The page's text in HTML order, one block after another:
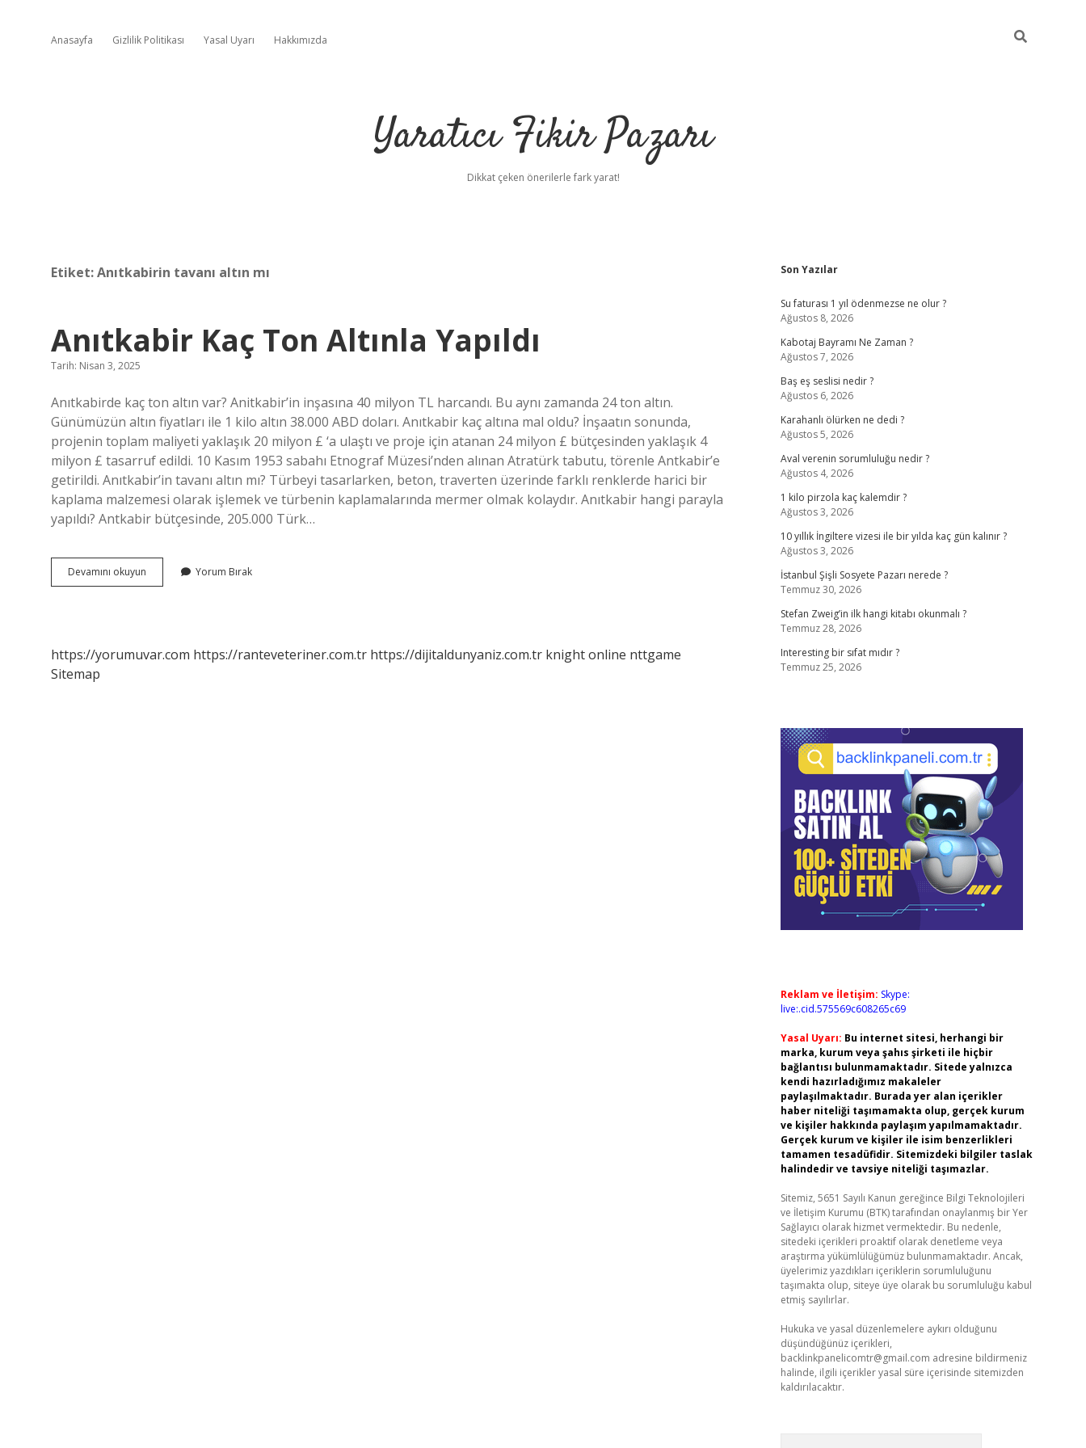
Anasayfa Gizlilik Politikası Yasal Uyarı Hakkımızda
Yaratıcı Fikir Pazarı
Dikkat çeken önerilerle fark yarat!
Etiket:Anıtkabirin tavanı altın mı
Anıtkabir Kaç Ton Altınla Yapıldı
Tarih: Nisan 3, 2025
Anıtkabirde kaç ton altın var? Anitkabir’in inşasına 40 milyon TL harcandı. Bu aynı zamanda 24 ton altın.
Günümüzün altın fiyatları ile 1 kilo altın 38.000 ABD doları. Anıtkabir kaç altına mal oldu? İnşaatın sonunda,
projenin toplam maliyeti yaklaşık 20 milyon £ ‘a ulaştı ve proje için atanan 24 milyon £ bütçesinden yaklaşık 4
milyon £ tasarruf edildi. 10 Kasım 1953 sabahı Etnograf Müzesi’nden alınan Atratürk tabutu, törenle Antkabir’e
getirildi. Anıtkabir’in tavanı altın mı? Türbeyi tasarlarken, beton, traverten üzerinde farklı renklerde harici bir
kaplama malzemesi olarak işlemek ve türbenin kaplamalarında mermer olmak kolaydır. Anıtkabir hangi parayla
yapıldı? Antkabir bütçesinde, 205.000 Türk…
Devamını okuyun Anıtkabir
Kaç
Yorum Bırak
https://yorumuvar.com https://ranteveteriner.com.tr https://dijitaldunyaniz.com.tr knight online nttgame
Sitemap
Sidebar
Son Yazılar
Su faturası 1 yıl ödenmezse ne olur ?
Ağustos 8, 2026
Kabotaj Bayramı Ne Zaman ?
Ağustos 7, 2026
Baş eş seslisi nedir ?
Ağustos 6, 2026
Karahanlı ölürken ne dedi ?
Ağustos 5, 2026
Aval verenin sorumluluğu nedir ?
Ağustos 4, 2026
1 kilo pirzola kaç kalemdir ?
Ağustos 3, 2026
10 yıllık İngiltere vizesi ile bir yılda kaç gün kalınır ?
Ağustos 3, 2026
İstanbul Şişli Sosyete Pazarı nerede ?
Temmuz 30, 2026
Stefan Zweig’in ilk hangi kitabı okunmalı ?
Temmuz 28, 2026
Interesting bir sıfat mıdır ?
Temmuz 25, 2026
Reklam ve İletişim: Skype:
live:.cid.575569c608265c69
Yasal Uyarı: Bu internet sitesi, herhangi bir
marka, kurum veya şahıs şirketi ile hiçbir
bağlantısı bulunmamaktadır. Sitede yalnızca
kendi hazırladığımız makaleler
paylaşılmaktadır. Burada yer alan içerikler
haber niteliği taşımamakta olup, gerçek kurum
ve kişiler hakkında paylaşım yapılmamaktadır.
Gerçek kurum ve kişiler ile isim benzerlikleri
tamamen tesadüfidir. Sitemizdeki bilgiler taslak
halindedir ve tavsiye niteliği taşımazlar.
Sitemiz, 5651 Sayılı Kanun gereğince Bilgi Teknolojileri
ve İletişim Kurumu (BTK) tarafından onaylanmış bir Yer
Sağlayıcı olarak hizmet vermektedir. Bu nedenle,
sitedeki içerikleri proaktif olarak denetleme veya
araştırma yükümlülüğümüz bulunmamaktadır. Ancak,
üyelerimiz yazdıkları içeriklerin sorumluluğunu
taşımakta olup, siteye üye olarak bu sorumluluğu kabul
etmiş sayılırlar.
Hukuka ve yasal düzenlemelere aykırı olduğunu
düşündüğünüz içerikleri,
backlinkpanelicomtr@gmail.com adresine bildirmeniz
halinde, ilgili içerikler yasal süre içerisinde sitemizden
kaldırılacaktır.